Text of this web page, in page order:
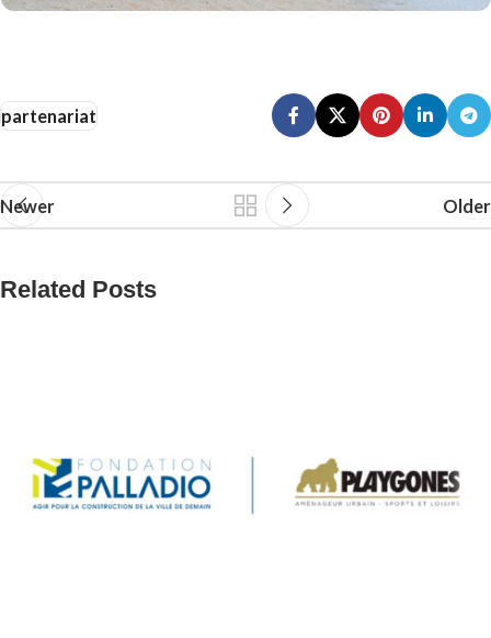
partenariat
Newer Older
Related Posts